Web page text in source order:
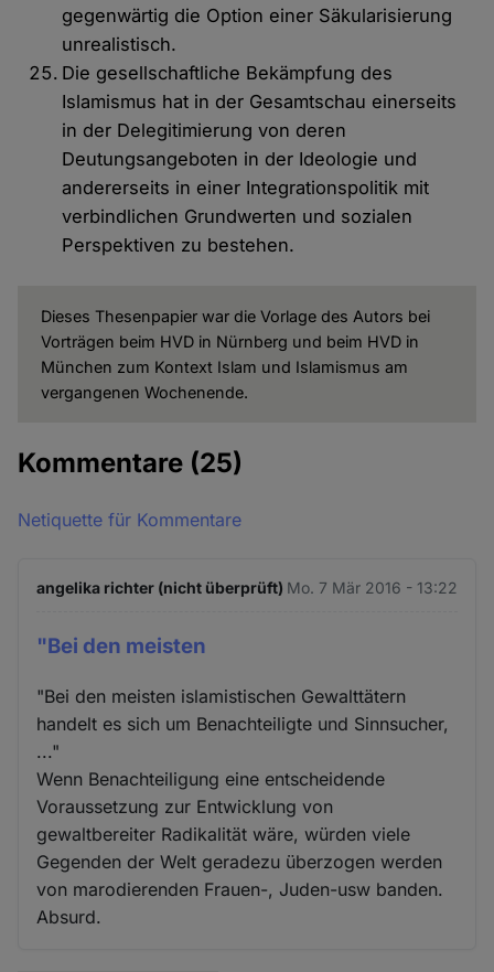
gegenwärtig die Option einer Säkularisierung
unrealistisch.
Die gesellschaftliche Bekämpfung des
Islamismus hat in der Gesamtschau einerseits
in der Delegitimierung von deren
Deutungsangeboten in der Ideologie und
andererseits in einer Integrationspolitik mit
verbindlichen Grundwerten und sozialen
Perspektiven zu bestehen.
Dieses Thesenpapier war die Vorlage des Autors bei
Vorträgen beim HVD in Nürnberg und beim HVD in
München zum Kontext Islam und Islamismus am
vergangenen Wochenende.
Kommentare (25)
Netiquette für Kommentare
angelika richter (nicht überprüft) Mo. 7 Mär 2016 - 13:22
"Bei den meisten
"Bei den meisten islamistischen Gewalttätern
handelt es sich um Benachteiligte und Sinnsucher,
..."
Wenn Benachteiligung eine entscheidende
Voraussetzung zur Entwicklung von
gewaltbereiter Radikalität wäre, würden viele
Gegenden der Welt geradezu überzogen werden
von marodierenden Frauen-, Juden-usw banden.
Absurd.